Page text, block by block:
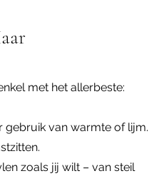
met het allerbeste:
gebruik van warmte of lijm.
zoals jij wilt – van steil